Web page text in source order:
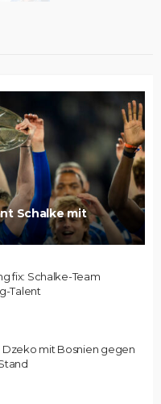
Schalke mit
fix: Schalke-Team
Talent
mit Bosnien gegen